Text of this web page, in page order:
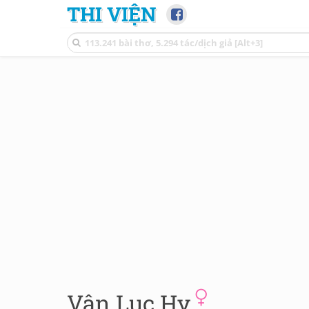
THI VIỆN
Vân Lục Hy